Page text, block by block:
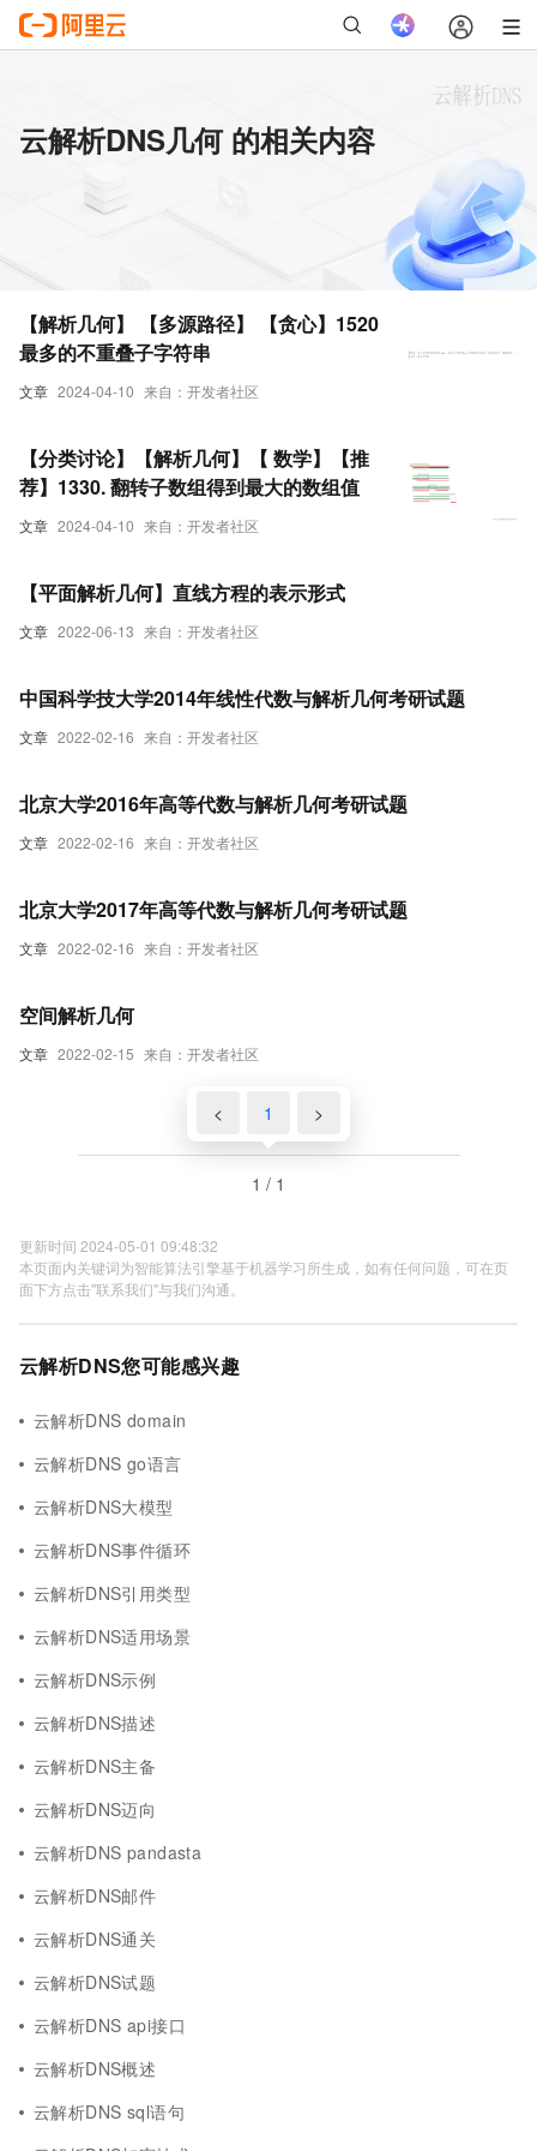
云解析DNS几何 的相关内容
文章 2024-04-10 来自：开发者社区
【解析几何】 【多源路径】 【贪心】1520
最多的不重叠子字符串
文章 2024-04-10 来自：开发者社区
【分类讨论】【解析几何】【 数学】【推
荐】1330. 翻转子数组得到最大的数组值
文章 2022-06-13 来自：开发者社区
【平面解析几何】直线方程的表示形式
文章 2022-02-16 来自：开发者社区
中国科学技大学2014年线性代数与解析几何考研试题
文章 2022-02-16 来自：开发者社区
北京大学2016年高等代数与解析几何考研试题
文章 2022-02-16 来自：开发者社区
北京大学2017年高等代数与解析几何考研试题
文章 2022-02-15 来自：开发者社区
空间解析几何
< 1 >
1 / 1
更新时间 2024-05-01 09:48:32
本页面内关键词为智能算法引擎基于机器学习所生成，如有任何问题，可在页
面下方点击"联系我们"与我们沟通。
云解析DNS您可能感兴趣
云解析DNS domain
云解析DNS go语言
云解析DNS大模型
云解析DNS事件循环
云解析DNS引用类型
云解析DNS适用场景
云解析DNS示例
云解析DNS描述
云解析DNS主备
云解析DNS迈向
云解析DNS pandasta
云解析DNS邮件
云解析DNS通关
云解析DNS试题
云解析DNS api接口
云解析DNS概述
云解析DNS sql语句